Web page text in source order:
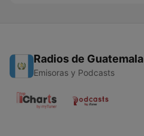
Radios de Guatemala
Emisoras y Podcasts